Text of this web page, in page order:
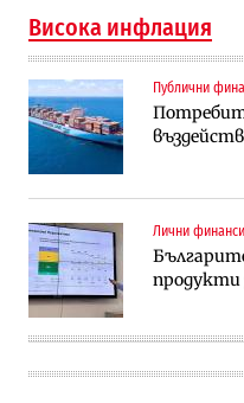
Висока инфлация
Публични
Лични финанси
продукти